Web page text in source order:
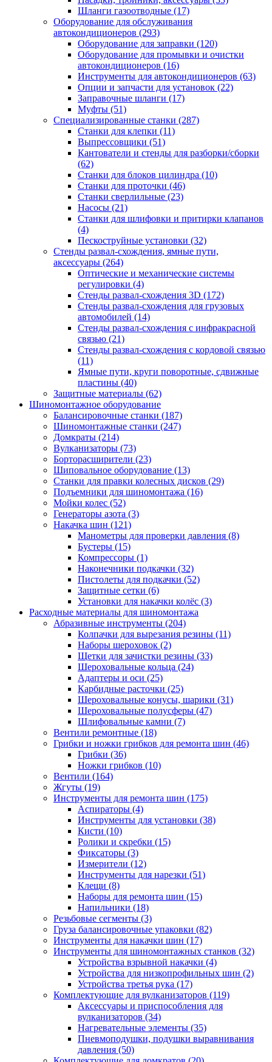
Шланги газоотводные (17)
Оборудование для обслуживания
автокондиционеров (293)
Оборудование для заправки (120)
Оборудование для промывки и очистки
автокондиционеров (16)
Инструменты для автокондиционеров (63)
Опции и запчасти для установок (22)
Заправочные шланги (17)
Муфты (51)
Специализированные станки (287)
Станки для клепки (11)
Выпрессовщики (51)
Кантователи и стенды для разборки/сборки
(62)
Станки для блоков цилиндра (10)
Станки для проточки (46)
Станки сверлильные (23)
Насосы (21)
Станки для шлифовки и притирки клапанов
(4)
Пескоструйные установки (32)
Стенды развал-схождения, ямные пути,
аксессуары (264)
Оптические и механические системы
регулировки (4)
Стенды развал-схождения 3D (172)
Стенды развал-схождения для грузовых
автомобилей (14)
Стенды развал-схождения с инфракрасной
связью (21)
Стенды развал-схождения с кордовой связью
(11)
Ямные пути, круги поворотные, сдвижные
пластины (40)
Защитные материалы (62)
Шиномонтажное оборудование
Балансировочные станки (187)
Шиномонтажные станки (247)
Домкраты (214)
Вулканизаторы (73)
Борторасширители (23)
Шиповальное оборудование (13)
Станки для правки колесных дисков (29)
Подъемники для шиномонтажа (16)
Мойки колес (52)
Генераторы азота (3)
Накачка шин (121)
Манометры для проверки давления (8)
Бустеры (15)
Компрессоры (1)
Наконечники подкачки (32)
Пистолеты для подкачки (52)
Защитные сетки (6)
Установки для накачки колёс (3)
Расходные материалы для шиномонтажа
Абразивные инструменты (204)
Колпачки для вырезания резины (11)
Наборы шероховок (2)
Щетки для зачистки резины (33)
Шероховальные кольца (24)
Адаптеры и оси (25)
Карбидные расточки (25)
Шероховальные конусы, шарики (31)
Шероховальные полусферы (47)
Шлифовальные камни (7)
Вентили ремонтные (18)
Грибки и ножки грибков для ремонта шин (46)
Грибки (36)
Ножки грибков (10)
Вентили (164)
Жгуты (19)
Инструменты для ремонта шин (175)
Аспираторы (4)
Инструменты для установки (38)
Кисти (10)
Ролики и скребки (15)
Фиксаторы (3)
Измерители (12)
Инструменты для нарезки (51)
Клещи (8)
Наборы для ремонта шин (15)
Напильники (18)
Резьбовые сегменты (3)
Груза балансировочные упаковки (82)
Инструменты для накачки шин (17)
Инструменты для шиномонтажных станков (32)
Устройства взрывной накачки (4)
Устройства для низкопрофильных шин (2)
Устройства третья рука (17)
Комплектующие для вулканизаторов (119)
Аксессуары и приспособления для
вулканизаторов (34)
Нагревательные элементы (35)
Пневмоподушки, подушки выравнивания
давления (50)